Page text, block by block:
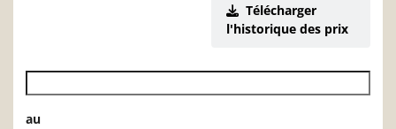
Télécharger
l'historique des prix
Date de début de l’historique des VL
au